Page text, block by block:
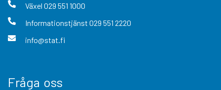
Växel 029 551 1000
Informationstjänst 029 551 2220
info@stat.fi
Fråga oss